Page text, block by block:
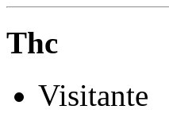
Thc
Visitante